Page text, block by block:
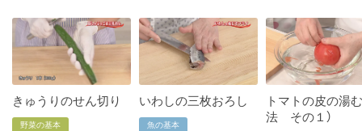
きゅうりのせん切り
野菜の基本
いわしの三枚おろし
魚の基本
トマトの皮の湯
法 その１）